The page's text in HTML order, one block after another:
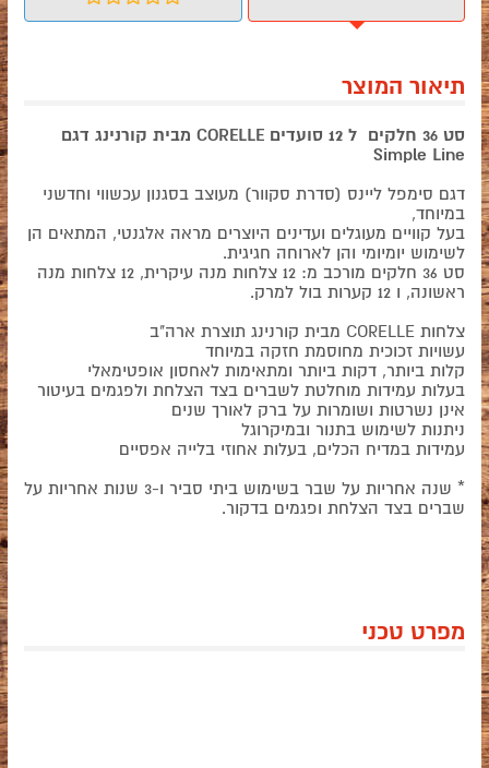
תיאור המוצר
סט 36 חלקים ל 12 סועדים CORELLE מבית קורנינג דגם
Simple Line
דגם סימפל ליינס (סדרת סקוור) מעוצב בסגנון עכשווי וחדשני
במיוחד,
בעל קוויים מעוגלים ועדינים היוצרים מראה אלגנטי, המתאים הן
לשימוש יומיומי והן לארוחה חגיגית.
סט 36 חלקים מורכב מ: 12 צלחות מנה עיקרית, 12 צלחות מנה
ראשונה, ו 12 קערות בול למרק.
צלחות CORELLE מבית קורנינג תוצרת ארה"ב
עשויות זכוכית מחוסמת חזקה במיוחד
קלות ביותר, דקות ביותר ומתאימות לאחסון אופטימאלי
בעלות עמידות מוחלטת לשברים בצד הצלחת ולפגמים בעיטור
אינן נשרטות ושומרות על ברק לאורך שנים
ניתנות לשימוש בתנור ובמיקרוגל
עמידות במדיח הכלים, בעלות אחוזי בלייה אפסיים
* שנה אחריות על שבר בשימוש ביתי סביר ו-3 שנות אחריות על
שברים בצד הצלחת ופגמים בדקור.
מפרט טכני